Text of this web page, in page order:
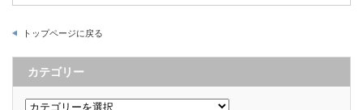
トップページに戻る
カテゴリー
カ